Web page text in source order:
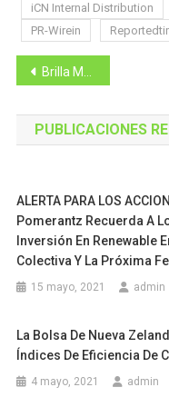
iCN Internal Distribution
PR-Wirein
Navegación
de
entradas
Brilla Media Ventures / Nuestras Stories nombrada semifinalista del premio Black Ambition 2022 de Pharrell
PUBLICACIONES
ALERTA PARA LOS
Pomerantz Recuerda A
Inversión En Renewable
Colectiva Y La Próxima
15 mayo, 2021 admin
La Bolsa De Nueva
Índices De Eficiencia De
4 mayo, 2021 admin